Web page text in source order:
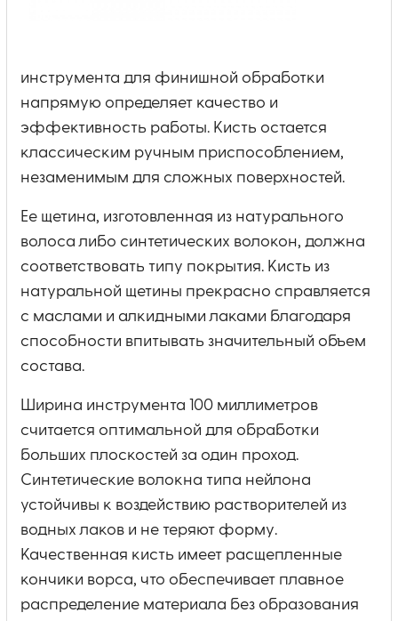
инструмента для финишной обработки
напрямую определяет качество и
эффективность работы. Кисть остается
классическим ручным приспособлением,
незаменимым для сложных поверхностей.
Ее щетина, изготовленная из натурального
волоса либо синтетических волокон, должна
соответствовать типу покрытия. Кисть из
натуральной щетины прекрасно справляется
с маслами и алкидными лаками благодаря
способности впитывать значительный объем
состава.
Ширина инструмента 100 миллиметров
считается оптимальной для обработки
больших плоскостей за один проход.
Синтетические волокна типа нейлона
устойчивы к воздействию растворителей из
водных лаков и не теряют форму.
Качественная кисть имеет расщепленные
кончики ворса, что обеспечивает плавное
распределение материала без образования